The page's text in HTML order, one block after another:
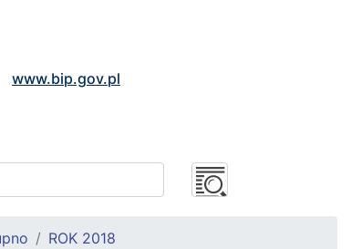
www.bip.gov.pl
ROK 2018